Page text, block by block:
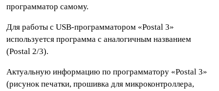
программатор самому.
Для работы с USB-программатором «Postal 3»
используется программа с аналогичным названием
(Postal 2/3).
Актуальную информацию по программатору «Postal 3»
(рисунок печатки, прошивка для микроконтроллера,